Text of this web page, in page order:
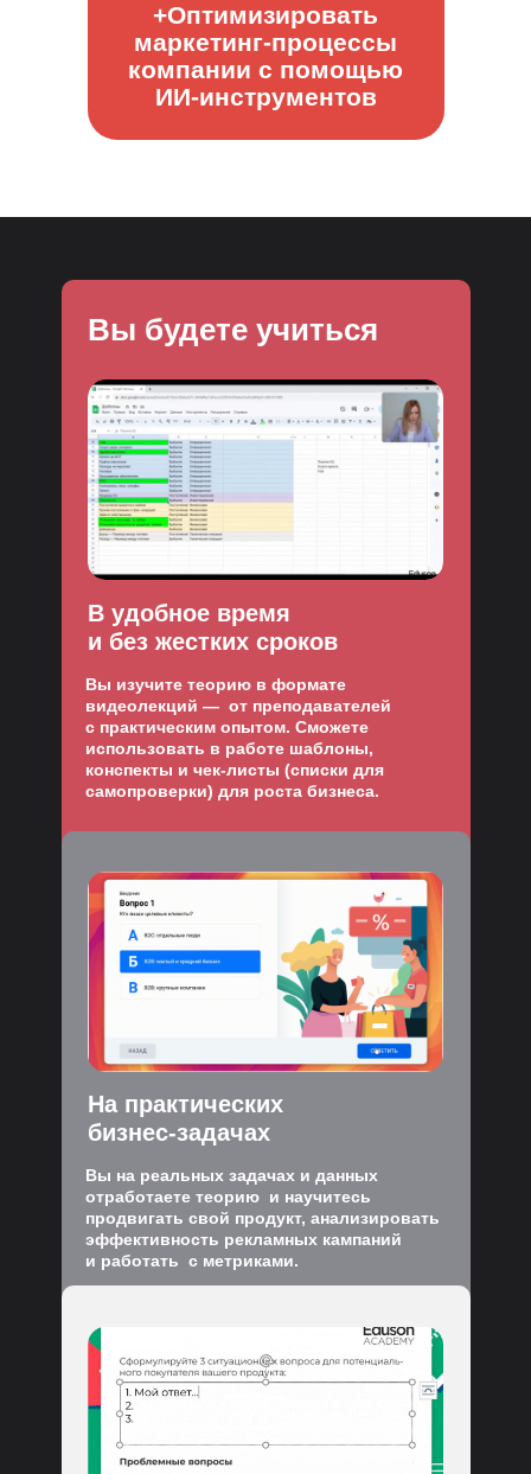
+Оптимизировать
маркетинг-процессы
компании с помощью
ИИ-инструментов
Вы изучите теорию в формате
видеолекций — от преподавателей
с практическим опытом. Сможете
использовать в работе шаблоны,
конспекты и чек-листы (списки для
самопроверки) для роста бизнеса.
В удобное время
и без жестких сроков
Вы будете учиться
Вы на реальных задачах и данных
отработаете теорию и научитесь
продвигать свой продукт, анализировать
эффективность рекламных кампаний
и работать с метриками.
На практических
бизнес-задачах